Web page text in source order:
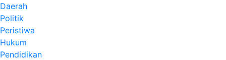
Daerah
Politik
Peristiwa
Hukum
Pendidikan